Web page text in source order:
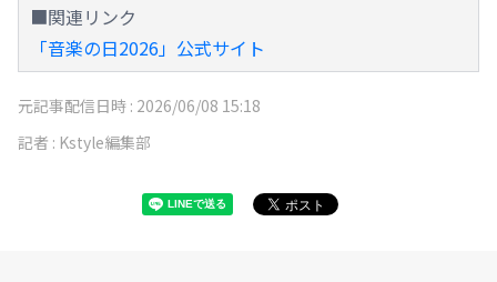
■関連リンク
「音楽の日2026」公式サイト
元記事配信日時 : 2026/06/08 15:18
記者 : Kstyle編集部